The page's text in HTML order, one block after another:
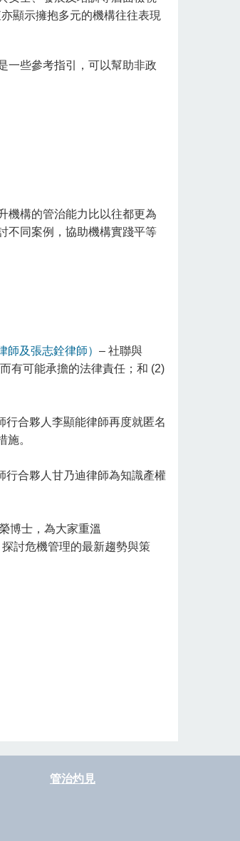
顯示擁抱多元的機構往往表現
一些參考指引，可以幫助非政
機構的管治能力比以往都更為
不同案例，協助機構實踐平等
及張志銓律師） – 社聯與
有可能承擔的法律責任；和 (2)
行合夥人李顯能律師再度就匿名
。
行合夥人甘乃迪律師為知識產權
博士，為大家重溫
討危機管理的最新趨勢與策
管治灼見